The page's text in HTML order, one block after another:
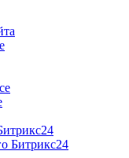
Битрикс24